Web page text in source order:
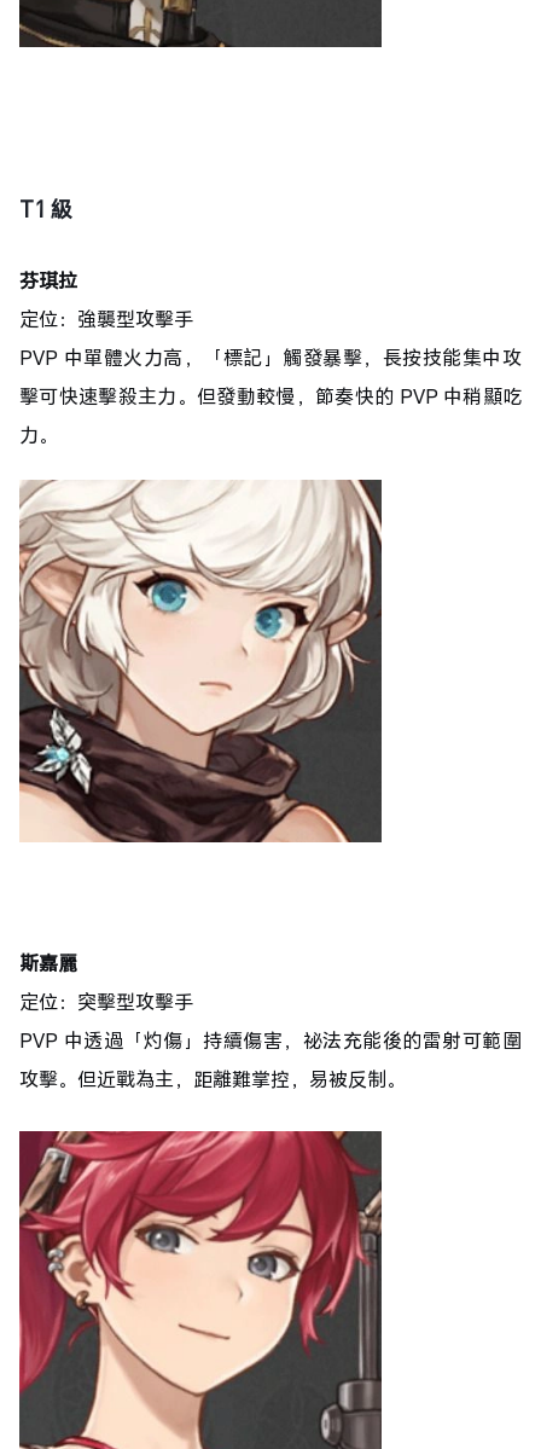
T1 級
芬琪拉
定位：強襲型攻擊手
PVP 中單體火力高，「標記」觸發暴擊，長按技能集中攻
擊可快速擊殺主力。但發動較慢，節奏快的 PVP 中稍顯吃
力。
斯嘉麗
定位：突擊型攻擊手
PVP 中透過「灼傷」持續傷害，祕法充能後的雷射可範圍
攻擊。但近戰為主，距離難掌控，易被反制。